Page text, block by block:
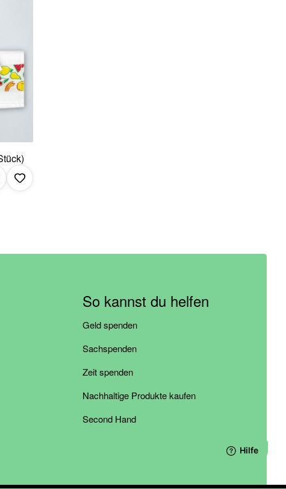
So kannst du helfen
Geld spenden
Sachspenden
Zeit spenden
Nachhaltige Produkte kaufen
Second Hand